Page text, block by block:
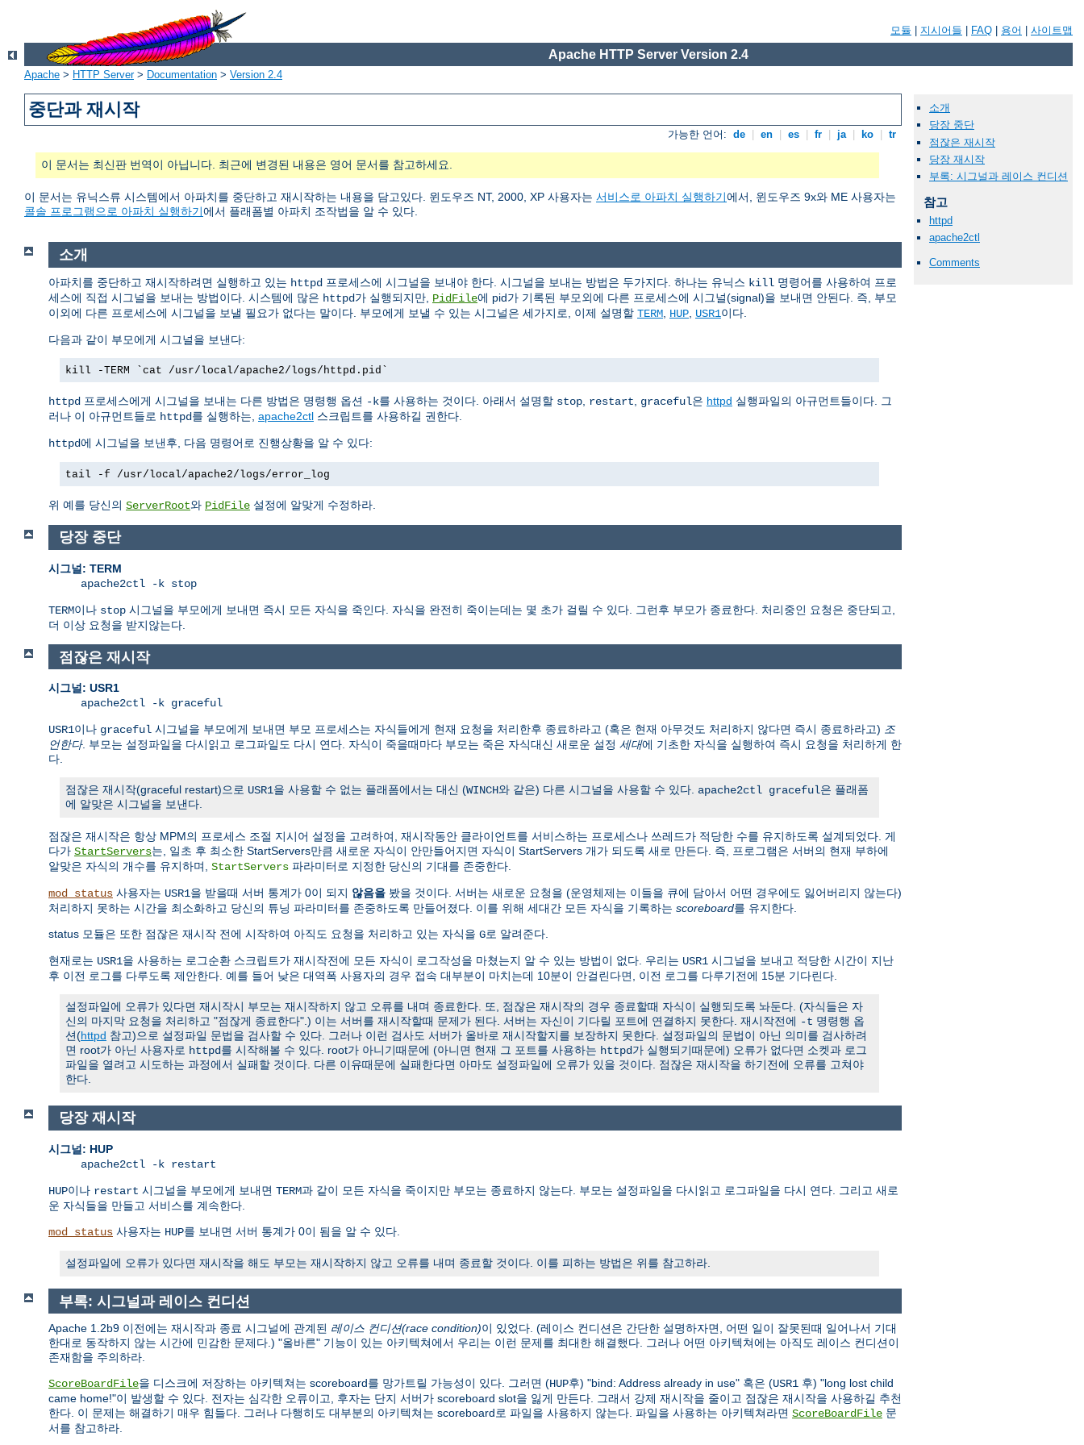
모듈 지시어들 FAQ 용어 사이트맵
Apache HTTP Server Version 2.4
Apache > HTTP Server> Documentation > Version 2.4
중단과 재시작
가능한 언어: de en es fr ja ko tr
이 문서는 최신판 번역이 아닙니다. 최근에 변경된 내용은 영어 문서를 참고하세요.
이 문서는 유닉스류 시스템에서 아파치를 중단하고 재시작하는 내용을 담고있다. 윈도우즈 NT, 2000, XP 사용자는 서비스로 아파치 실행하기에서, 윈도우즈 9x와 ME 사용자는
콜솔 프로그램으로 아파치 실행하기에서 플래폼별 아파치 조작법을 알 수 있다.
소개
당장 중단
점잖은 재시작
당장 재시작
부록: 시그널과 레이스 컨디션
참고
httpd
apache2ctl
Comments
소개
아파치를 중단하고 재시작하려면 실행하고 있는 httpd 프로세스에 시그널을 보내야 한다. 시그널을 보내는 방법은 두가지다. 하나는 유닉스 kill 명령어를 사용하여 프로
세스에 직접 시그널을 보내는 방법이다. 시스템에 많은 httpd가 실행되지만, PidFile에 pid가 기록된 부모외에 다른 프로세스에 시그널(signal)을 보내면 안된다. 즉, 부모
이외에 다른 프로세스에 시그널을 보낼 필요가 없다는 말이다. 부모에게 보낼 수 있는 시그널은 세가지로, 이제 설명할 TERM HUP USR1이다.
다음과 같이 부모에게 시그널을 보낸다:
kill -TERM `cat /usr/local/apache2/logs/httpd.pid`
httpd 프로세스에게 시그널을 보내는 다른 방법은 명령행 옵션 -k를 사용하는 것이다. 아래서 설명할 stop restart graceful은 httpd 실행파일의 아규먼트들이다. 그
러나 이 아규먼트들로 httpd를 실행하는, apache2ctl 스크립트를 사용하길 권한다.
httpd에 시그널을 보낸후, 다음 명령어로 진행상황을 알 수 있다:
tail -f /usr/local/apache2/logs/error_log
위 예를 당신의 ServerRoot와 PidFile 설정에 알맞게 수정하라.
당장 중단
시그널: TERM
apache2ctl -k stop
TERM이나 stop 시그널을 부모에게 보내면 즉시 모든 자식을 죽인다. 자식을 완전히 죽이는데는 몇 초가 걸릴 수 있다. 그런후 부모가 종료한다. 처리중인 요청은 중단되고,
더 이상 요청을 받지않는다.
점잖은 재시작
시그널: USR1
apache2ctl -k graceful
USR1이나 graceful 시그널을 부모에게 보내면 부모 프로세스는 자식들에게 현재 요청을 처리한후 종료하라고 (혹은 현재 아무것도 처리하지 않다면 즉시 종료하라고) 조
언한다. 부모는 설정파일을 다시읽고 로그파일도 다시 연다. 자식이 죽을때마다 부모는 죽은 자식대신 새로운 설정 세대에 기초한 자식을 실행하여 즉시 요청을 처리하게 한
다.
점잖은 재시작(graceful restart)으로 USR1을 사용할 수 없는 플래폼에서는 대신 (WINCH와 같은) 다른 시그널을 사용할 수 있다. apache2ctl graceful은 플래폼
에 알맞은 시그널을 보낸다.
점잖은 재시작은 항상 MPM의 프로세스 조절 지시어 설정을 고려하여, 재시작동안 클라이언트를 서비스하는 프로세스나 쓰레드가 적당한 수를 유지하도록 설계되었다. 게
다가 StartServers는, 일초 후 최소한 StartServers만큼 새로운 자식이 안만들어지면 자식이 StartServers 개가 되도록 새로 만든다. 즉, 프로그램은 서버의 현재 부하에
알맞은 자식의 개수를 유지하며, StartServers 파라미터로 지정한 당신의 기대를 존중한다.
mod_status 사용자는 USR1을 받을때 서버 통계가 0이 되지 않음을 봤을 것이다. 서버는 새로운 요청을 (운영체제는 이들을 큐에 담아서 어떤 경우에도 잃어버리지 않는다)
처리하지 못하는 시간을 최소화하고 당신의 튜닝 파라미터를 존중하도록 만들어졌다. 이를 위해 세대간 모든 자식을 기록하는 scoreboard를 유지한다.
status 모듈은 또한 점잖은 재시작 전에 시작하여 아직도 요청을 처리하고 있는 자식을 G로 알려준다.
현재로는 USR1을 사용하는 로그순환 스크립트가 재시작전에 모든 자식이 로그작성을 마쳤는지 알 수 있는 방법이 없다. 우리는 USR1 시그널을 보내고 적당한 시간이 지난
후 이전 로그를 다루도록 제안한다. 예를 들어 낮은 대역폭 사용자의 경우 접속 대부분이 마치는데 10분이 안걸린다면, 이전 로그를 다루기전에 15분 기다린다.
설정파일에 오류가 있다면 재시작시 부모는 재시작하지 않고 오류를 내며 종료한다. 또, 점잖은 재시작의 경우 종료할때 자식이 실행되도록 놔둔다. (자식들은 자
신의 마지막 요청을 처리하고 "점잖게 종료한다".) 이는 서버를 재시작할때 문제가 된다. 서버는 자신이 기다릴 포트에 연결하지 못한다. 재시작전에 -t 명령행 옵
션(httpd 참고)으로 설정파일 문법을 검사할 수 있다. 그러나 이런 검사도 서버가 올바로 재시작할지를 보장하지 못한다. 설정파일의 문법이 아닌 의미를 검사하려
면 root가 아닌 사용자로 httpd를 시작해볼 수 있다. root가 아니기때문에 (아니면 현재 그 포트를 사용하는 httpd가 실행되기때문에) 오류가 없다면 소켓과 로그
파일을 열려고 시도하는 과정에서 실패할 것이다. 다른 이유때문에 실패한다면 아마도 설정파일에 오류가 있을 것이다. 점잖은 재시작을 하기전에 오류를 고쳐야
한다.
당장 재시작
시그널: HUP
apache2ctl -k restart
HUP이나 restart 시그널을 부모에게 보내면 TERM과 같이 모든 자식을 죽이지만 부모는 종료하지 않는다. 부모는 설정파일을 다시읽고 로그파일을 다시 연다. 그리고 새로
운 자식들을 만들고 서비스를 계속한다.
mod_status 사용자는 HUP를 보내면 서버 통계가 0이 됨을 알 수 있다.
설정파일에 오류가 있다면 재시작을 해도 부모는 재시작하지 않고 오류를 내며 종료할 것이다. 이를 피하는 방법은 위를 참고하라.
부록: 시그널과 레이스 컨디션
Apache 1.2b9 이전에는 재시작과 종료 시그널에 관계된 레이스 컨디션(race condition)이 있었다. (레이스 컨디션은 간단한 설명하자면, 어떤 일이 잘못된때 일어나서 기대
한대로 동작하지 않는 시간에 민감한 문제다.) "올바른" 기능이 있는 아키텍쳐에서 우리는 이런 문제를 최대한 해결했다. 그러나 어떤 아키텍쳐에는 아직도 레이스 컨디션이
존재함을 주의하라.
ScoreBoardFile을 디스크에 저장하는 아키텍쳐는 scoreboard를 망가트릴 가능성이 있다. 그러면 (HUP후) "bind: Address already in use" 혹은 (USR1 후) "long lost child
came home!"이 발생할 수 있다. 전자는 심각한 오류이고, 후자는 단지 서버가 scoreboard slot을 잃게 만든다. 그래서 강제 재시작을 줄이고 점잖은 재시작을 사용하길 추천
한다. 이 문제는 해결하기 매우 힘들다. 그러나 다행히도 대부분의 아키텍쳐는 scoreboard로 파일을 사용하지 않는다. 파일을 사용하는 아키텍쳐라면 ScoreBoardFile 문
서를 참고하라.